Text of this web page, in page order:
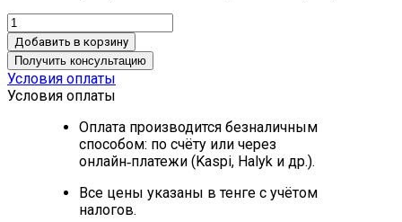
Добавить в корзину
Получить консультацию
Условия оплаты
Условия оплаты
Оплата производится безналичным
способом: по счёту или через
онлайн‑платежи (Kaspi, Halyk и др.).
Все цены указаны в тенге с учётом
налогов.